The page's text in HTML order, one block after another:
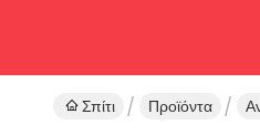
Σπίτι Προϊόντα